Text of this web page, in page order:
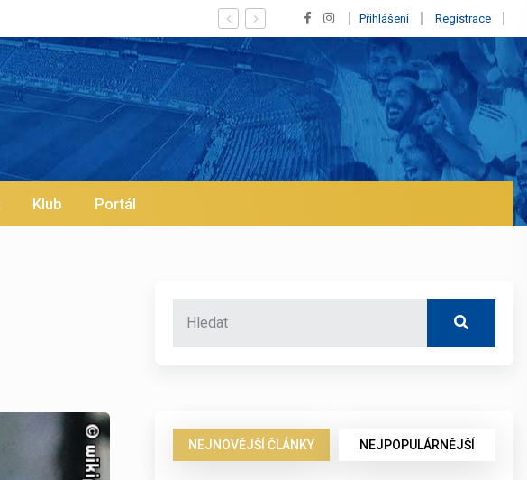
Vypískaný Vinícius! Blíží se jeho odchod z Realu a pustí se klub na trh
Přihlášení Registrace
Klub Portál
NEJNOVĚJŠÍ ČLÁNKY NEJPOPULÁRNĚJŠÍ